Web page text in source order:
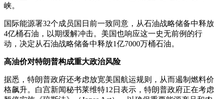
峡。
国际能源署32个成员国日前一致同意，从石油战略储备中释放
4亿桶石油，以期缓解冲击。美国也响应这一史无前例的行
动，决定从石油战略储备中释放1亿7000万桶石油。
高油价对特朗普构成重大政治风险
据悉，特朗普政府还考虑放宽美国航运规则，从而遏制燃料价
格飙升。白宫新闻秘书莱维特12日表示，特朗普政府正在考虑